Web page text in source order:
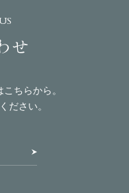
せ
ちらから。
ださい。